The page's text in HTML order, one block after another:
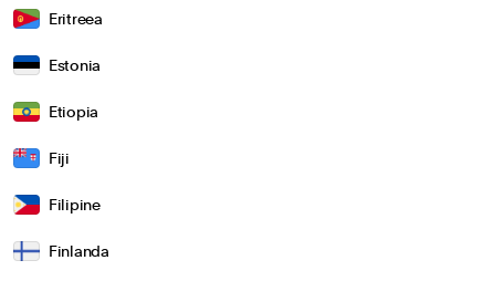
Eritreea
Estonia
Etiopia
Fiji
Filipine
Finlanda